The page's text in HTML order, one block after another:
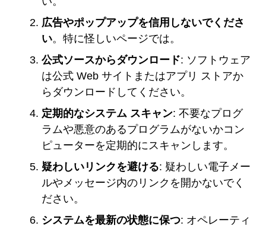
広告やポップアップを信用しないでくださ
い。特に怪しいページでは。
公式ソースからダウンロード: ソフトウェア
は公式 Web サイトまたはアプリ ストアか
らダウンロードしてください。
定期的なシステム スキャン: 不要なプログ
ラムや悪意のあるプログラムがないかコン
ピューターを定期的にスキャンします。
疑わしいリンクを避ける: 疑わしい電子メー
ルやメッセージ内のリンクを開かないでく
ださい。
システムを最新の状態に保つ: オペレーティ